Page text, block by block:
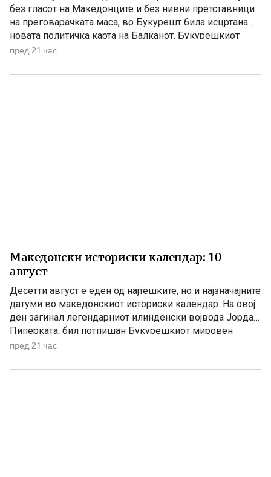
без гласот на Македонците и без нивни претставници
на преговарачката маса, во Букурешт била исцртана
новата политичка карта на Балканот. Букурешкиот
договор претставува еден од најтешките настани во
била поделена меѓу соседните балкански држави, а
пред 21 час
Македонски историски календар: 10
август
Десетти август е еден од најтешките, но и најзначајните
датуми во македонскиот историски календар. На овој
ден загинал легендарниот илинденски војвода Јордан
Пиперката, бил потпишан Букурешкиот мировен
договор со кој била запечатена поделбата на
признавање на македонскиот народ и за културна
пред 21 час